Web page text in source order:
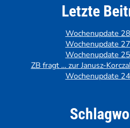
Letzte
Wochenupdate
Wochenupdate
Wochenupdate
ZB fragt … zur Janusz-
Wochenupdate